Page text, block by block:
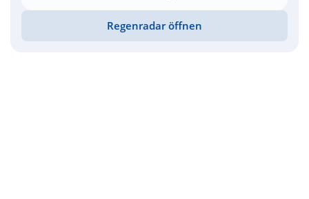
Regenradar öffnen